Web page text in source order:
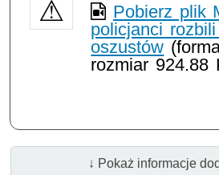
Pobierz plik
policjanci
oszustów
rozmiar 924.88
↓ Pokaż informacje